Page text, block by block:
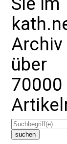
Archiv
über
70000